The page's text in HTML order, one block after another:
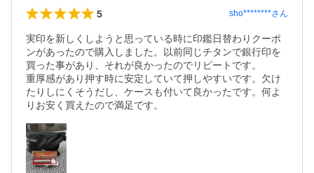
5 sho********さん
実印を新しくしようと思っている時に印鑑日替わりクーポ
ンがあったので購入しました。以前同じチタンで銀行印を
買った事があり、それが良かったのでリピートです。
重厚感があり押す時に安定していて押しやすいです。欠け
たりしにくそうだし、ケースも付いて良かったです。何よ
りお安く買えたので満足です。